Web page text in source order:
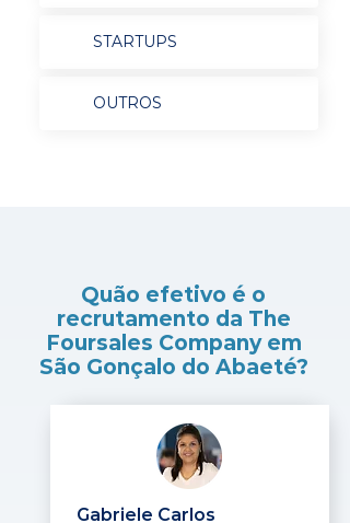
STARTUPS
OUTROS
Quão efetivo é o
recrutamento da The
Foursales Company em
São Gonçalo do Abaeté?
Gabriele Carlos